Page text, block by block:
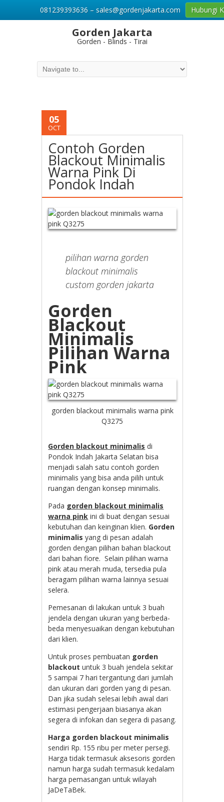
Gorden Jakarta
Gorden - Blinds - Tirai
05
OCT
Contoh Gorden
Blackout Minimalis
Warna Pink Di
Pondok Indah
pilihan warna gorden
blackout minimalis
custom gorden jakarta
Gorden
Blackout
Minimalis
Pilihan Warna
Pink
gorden blackout minimalis warna pink
Q3275
Gorden blackout minimalis di
Pondok Indah Jakarta Selatan bisa
menjadi salah satu contoh gorden
minimalis yang bisa anda pilih untuk
ruangan dengan konsep minimalis.
Pada gorden blackout minimalis
warna pink ini di buat dengan sesuai
kebutuhan dan keinginan klien. Gorden
minimalis yang di pesan adalah
gorden dengan pilihan bahan blackout
dari bahan fiore. Selain pilihan warna
pink atau merah muda, tersedia pula
beragam pilihan warna lainnya sesuai
selera.
Pemesanan di lakukan untuk 3 buah
jendela dengan ukuran yang berbeda-
beda menyesuaikan dengan kebutuhan
dari klien.
Untuk proses pembuatan gorden
blackout untuk 3 buah jendela sekitar
5 sampai 7 hari tergantung dari jumlah
dan ukuran dari gorden yang di pesan.
Dan jika sudah selesai lebih awal dari
estimasi pengerjaan biasanya akan
segera di infokan dan segera di pasang.
Harga gorden blackout minimalis
sendiri Rp. 155 ribu per meter persegi.
Harga tidak termasuk aksesoris gorden
namun harga sudah termasuk kedalam
harga pemasangan untuk wilayah
JaDeTaBek.
081239393636 – sales@gordenjakarta.com Hubungi